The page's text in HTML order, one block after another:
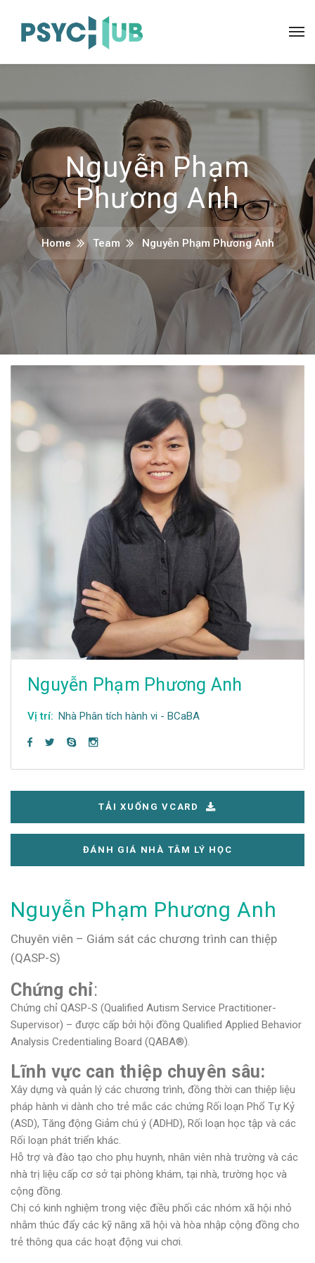
Nguyễn Phạm
Phương Anh
Home Team Nguyễn Phạm Phương Anh
Nguyễn Phạm Phương Anh
Vị trí: Nhà Phân tích hành vi - BCaBA
TẢI XUỐNG VCARD
ĐÁNH GIÁ NHÀ TÂM LÝ HỌC
Nguyễn Phạm Phương Anh
Chuyên viên – Giám sát các chương trình can thiệp
(QASP-S)
Chứng chỉ:
Chứng chỉ QASP-S (Qualified Autism Service Practitioner-
Supervisor) – được cấp bởi hội đồng Qualified Applied Behavior
Analysis Credentialing Board (QABA®).
Lĩnh vực can thiệp chuyên sâu:
Xây dựng và quản lý các chương trình, đồng thời can thiệp liệu
pháp hành vi dành cho trẻ mắc các chứng Rối loạn Phổ Tự Kỷ
(ASD), Tăng động Giảm chú ý (ADHD), Rối loạn học tập và các
Rối loạn phát triển khác.
Hỗ trợ và đào tạo cho phụ huynh, nhân viên nhà trường và các
nhà trị liệu cấp cơ sở tại phòng khám, tại nhà, trường học và
cộng đồng.
Chị có kinh nghiệm trong việc điều phối các nhóm xã hội nhỏ
nhằm thúc đẩy các kỹ năng xã hội và hòa nhập cộng đồng cho
trẻ thông qua các hoạt động vui chơi.